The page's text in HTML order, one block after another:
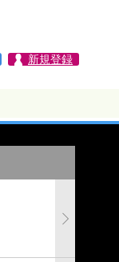
新規登録